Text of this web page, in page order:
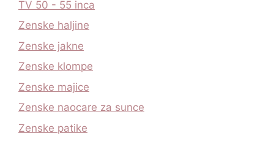
TV 50 - 55 inca
Zenske haljine
Zenske jakne
Zenske klompe
Zenske majice
Zenske naocare za sunce
Zenske patike